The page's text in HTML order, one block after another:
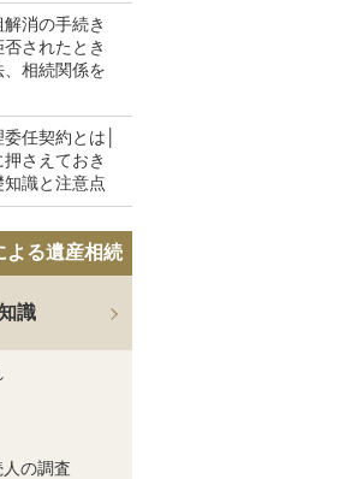
消の手続き
されたとき
、相続関係を
任契約とは│
さえておき
知識と注意点
よる遺産相続
識
の調査